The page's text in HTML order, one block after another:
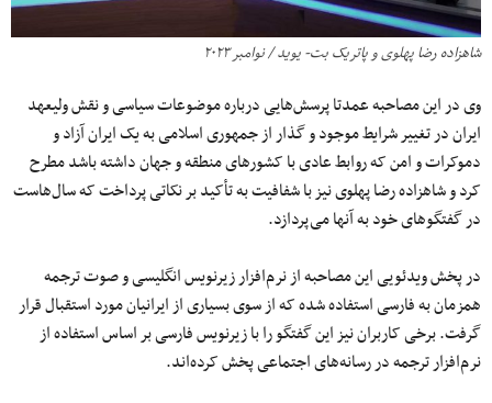
شاهزاده رضا پهلوی و پاتریک بت- یوید / نوامبر ۲۰۲۳
وی در این مصاحبه عمدتا پرسش‌هایی درباره موضوعات سیاسی و نقش ولیعهد
ایران در تغییر شرایط موجود و گذار از جمهوری اسلامی به یک ایران آزاد و
دموکرات و امن که روابط عادی با کشورهای منطقه و جهان داشته باشد مطرح
کرد و شاهزاده رضا پهلوی نیز با شفافیت به تأکید بر نکاتی پرداخت که سال‌هاست
در گفتگوهای خود به آنها می‌پردازد.
در پخش ویدئویی این مصاحبه از نرم‌افزار زیرنویس انگلیسی و صوت ترجمه
همزمان به فارسی استفاده شده که از سوی بسیاری از ایرانیان مورد استقبال قرار
گرفت. برخی کاربران نیز این گفتگو را با زیرنویس فارسی بر اساس استفاده از
نرم‌افزار ترجمه در رسانه‌های اجتماعی پخش کرده‌اند.